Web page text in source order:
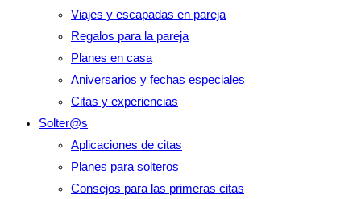
Viajes y escapadas en pareja
Regalos para la pareja
Planes en casa
Aniversarios y fechas especiales
Citas y experiencias
Solter@s
Aplicaciones de citas
Planes para solteros
Consejos para las primeras citas